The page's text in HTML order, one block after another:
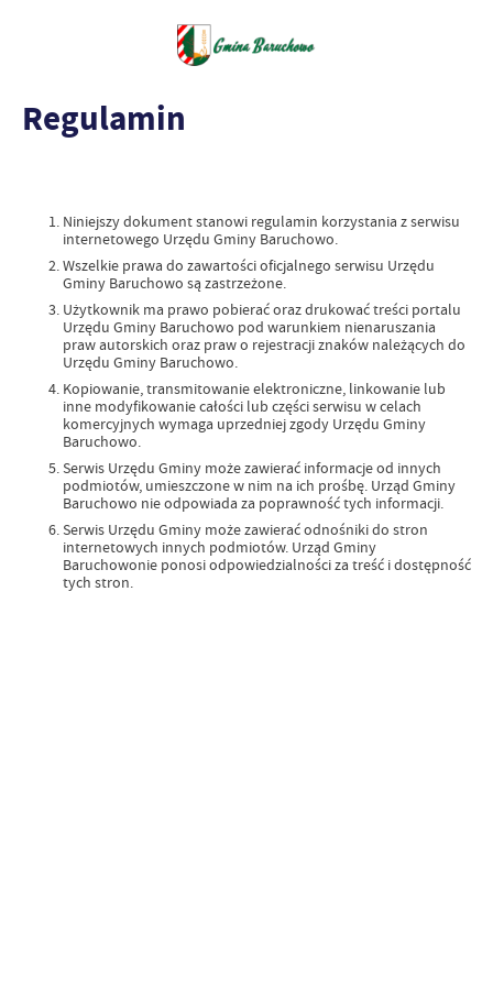
Regulamin
Niniejszy dokument stanowi regulamin korzystania z serwisu
internetowego Urzędu Gminy Baruchowo.
Wszelkie prawa do zawartości oficjalnego serwisu Urzędu
Gminy Baruchowo są zastrzeżone.
Użytkownik ma prawo pobierać oraz drukować treści portalu
Urzędu Gminy Baruchowo pod warunkiem nienaruszania
praw autorskich oraz praw o rejestracji znaków należących do
Urzędu Gminy Baruchowo.
Kopiowanie, transmitowanie elektroniczne, linkowanie lub
inne modyfikowanie całości lub części serwisu w celach
komercyjnych wymaga uprzedniej zgody Urzędu Gminy
Baruchowo.
Serwis Urzędu Gminy może zawierać informacje od innych
podmiotów, umieszczone w nim na ich prośbę. Urząd Gminy
Baruchowo nie odpowiada za poprawność tych informacji.
Serwis Urzędu Gminy może zawierać odnośniki do stron
internetowych innych podmiotów. Urząd Gminy
Baruchowonie ponosi odpowiedzialności za treść i dostępność
tych stron.